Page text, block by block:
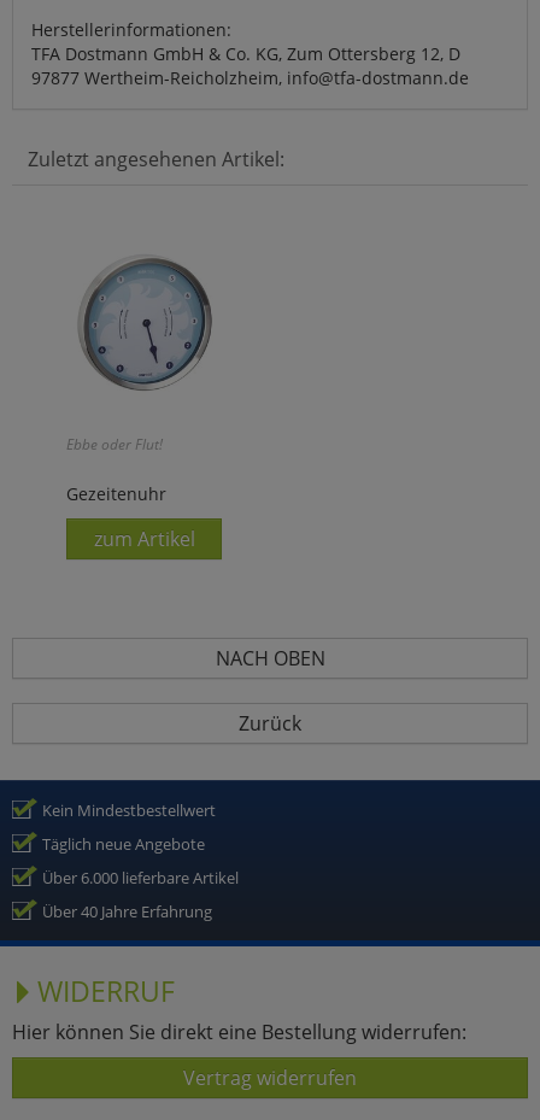
Herstellerinformationen:
TFA Dostmann GmbH & Co. KG, Zum Ottersberg 12, D
97877 Wertheim-Reicholzheim, info@tfa-dostmann.de
Zuletzt angesehenen Artikel:
Ebbe oder Flut!
Gezeitenuhr
zum Artikel
NACH OBEN
Zurück
Kein Mindestbestellwert
Täglich neue Angebote
Über 6.000 lieferbare Artikel
Über 40 Jahre Erfahrung
WIDERRUF
Hier können Sie direkt eine Bestellung widerrufen:
Vertrag widerrufen